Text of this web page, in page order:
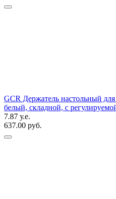
GCR Держатель настольный
белый, складной, с
7.87 у.е.
637.00 руб.